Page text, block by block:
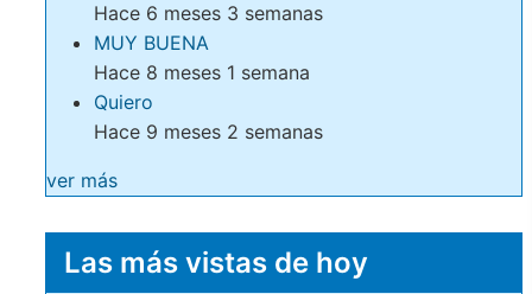
Hace 6 meses 3 semanas
MUY BUENA
Hace 8 meses 1 semana
Quiero
Hace 9 meses 2 semanas
ver más
Las más vistas de hoy